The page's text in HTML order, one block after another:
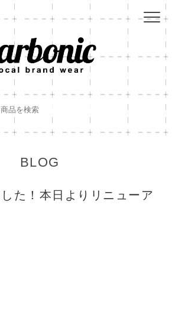
BLOG
た！本日よりリニューア